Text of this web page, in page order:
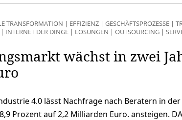
TRANSFORMATION | EFFIZIENZ| GESCHÄFTSPROZESSE|
INTERNET DER DINGE| LÖSUNGEN | OUTSOURCING|
wächst in zwei
4.0 lässt Nachfrage nach Beratern in
Prozent auf 2,2 Milliarden Euro. ansteigen.